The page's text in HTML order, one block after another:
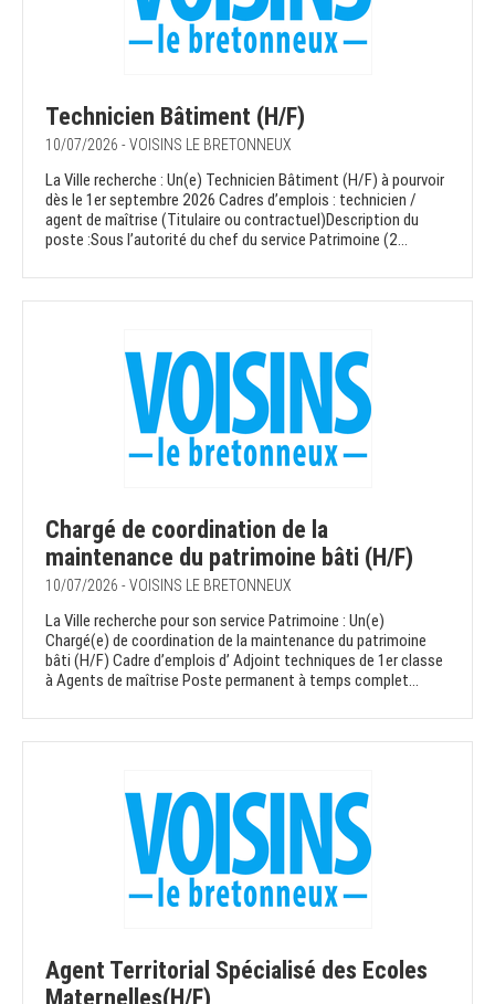
Technicien Bâtiment (H/F)
10/07/2026 - VOISINS LE BRETONNEUX
La Ville recherche : Un(e) Technicien Bâtiment (H/F) à pourvoir
dès le 1er septembre 2026 Cadres d’emplois : technicien /
agent de maîtrise (Titulaire ou contractuel)Description du
poste :Sous l’autorité du chef du service Patrimoine (2...
Chargé de coordination de la
maintenance du patrimoine bâti (H/F)
10/07/2026 - VOISINS LE BRETONNEUX
La Ville recherche pour son service Patrimoine : Un(e)
Chargé(e) de coordination de la maintenance du patrimoine
bâti (H/F) Cadre d’emplois d’ Adjoint techniques de 1er classe
à Agents de maîtrise Poste permanent à temps complet...
Agent Territorial Spécialisé des Ecoles
Maternelles(H/F)